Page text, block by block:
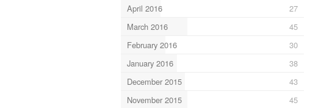
April 2016
27
March 2016
45
February 2016
30
January 2016
38
December 2015
43
November 2015
45